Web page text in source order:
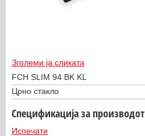
Зголеми ја сликата
FCH SLIM 94 BK KL
Црно стакло
Спецификација за производот
Испечати